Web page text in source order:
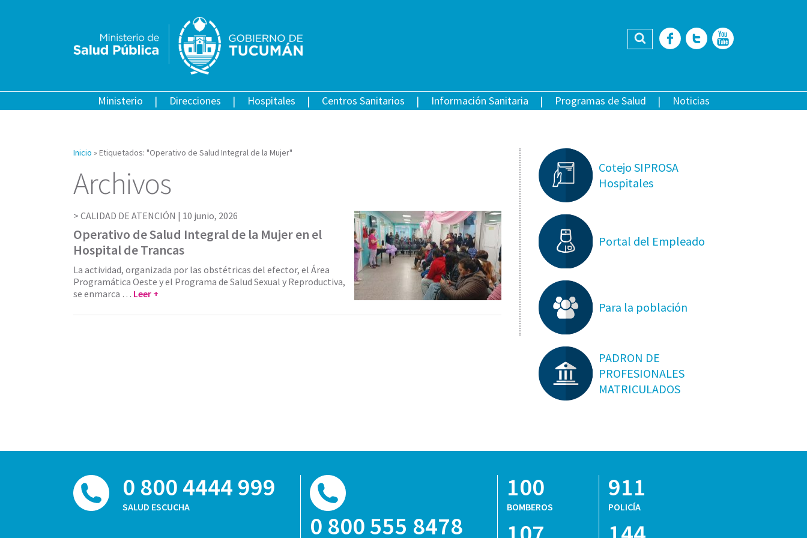
Buscar Facebook
Twitter
Ministerio Direcciones Hospitales Centros Sanitarios Información Sanitaria Programas de Salud Noticias
Inicio » Etiquetados: "Operativo de Salud Integral de la Mujer"
Archivos
CALIDAD DE ATENCIÓN | 10 junio, 2026
Operativo de Salud Integral de la Mujer en el
Hospital de Trancas
La actividad, organizada por las obstétricas del efector, el Área
Programática Oeste y el Programa de Salud Sexual y Reproductiva,
se enmarca … Leer +
Cotejo SIPROSA
Hospitales
Portal del Empleado
Para la población
PADRON DE
PROFESIONALES
MATRICULADOS
0 800 4444 999
SALUD ESCUCHA
0 800 555 8478
100
BOMBEROS
911
POLICÍA